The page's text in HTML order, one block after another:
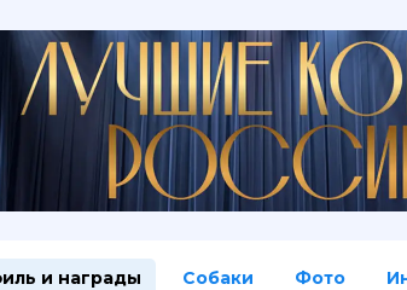
и награды Собаки Фото